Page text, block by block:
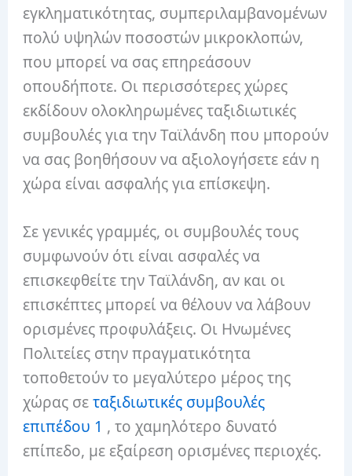
εγκληματικότητας, συμπεριλαμβανομένων
πολύ υψηλών ποσοστών μικροκλοπών,
που μπορεί να σας επηρεάσουν
οπουδήποτε. Οι περισσότερες χώρες
εκδίδουν ολοκληρωμένες ταξιδιωτικές
συμβουλές για την Ταϊλάνδη που μπορούν
να σας βοηθήσουν να αξιολογήσετε εάν η
χώρα είναι ασφαλής για επίσκεψη.
Σε γενικές γραμμές, οι συμβουλές τους
συμφωνούν ότι είναι ασφαλές να
επισκεφθείτε την Ταϊλάνδη, αν και οι
επισκέπτες μπορεί να θέλουν να λάβουν
ορισμένες προφυλάξεις. Οι Ηνωμένες
Πολιτείες στην πραγματικότητα
τοποθετούν το μεγαλύτερο μέρος της
χώρας σεταξιδιωτικές συμβουλές
επιπέδου 1 , το χαμηλότερο δυνατό
επίπεδο, με εξαίρεση ορισμένες περιοχές.